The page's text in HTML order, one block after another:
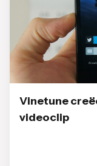
Vinetune
videoclip